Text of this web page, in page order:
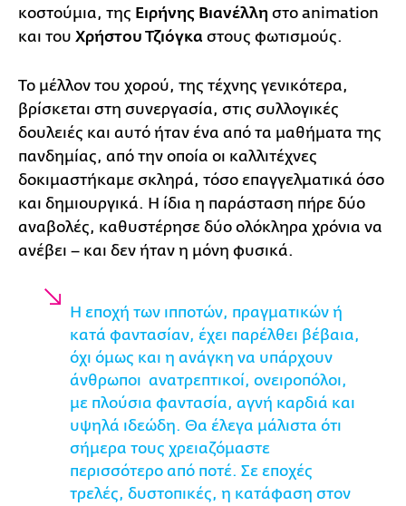
κοστούμια, της Ειρήνης Βιανέλλη στο animation
και του Χρήστου Τζιόγκα στους φωτισμούς.
Το μέλλον του χορού, της τέχνης γενικότερα,
βρίσκεται στη συνεργασία, στις συλλογικές
δουλειές και αυτό ήταν ένα από τα μαθήματα της
πανδημίας, από την οποία οι καλλιτέχνες
δοκιμαστήκαμε σκληρά, τόσο επαγγελματικά όσο
και δημιουργικά. Η ίδια η παράσταση πήρε δύο
αναβολές, καθυστέρησε δύο ολόκληρα χρόνια να
ανέβει – και δεν ήταν η μόνη φυσικά.
Η εποχή των ιπποτών, πραγματικών ή
κατά φαντασίαν, έχει παρέλθει βέβαια,
όχι όμως και η ανάγκη να υπάρχουν
άνθρωποι ανατρεπτικοί, ονειροπόλοι,
με πλούσια φαντασία, αγνή καρδιά και
υψηλά ιδεώδη. Θα έλεγα μάλιστα ότι
σήμερα τους χρειαζόμαστε
περισσότερο από ποτέ. Σε εποχές
τρελές, δυστοπικές, η κατάφαση στον